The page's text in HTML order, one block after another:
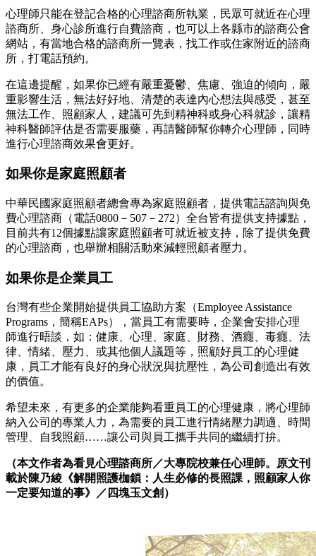
心理師只能在登記合格的心理諮商所執業，民眾可就近在心理
諮商所、身心診所進行自費諮商，也可以上各縣市的諮商公會
網站，有當地合格的諮商所一覽表，找工作或住家附近的諮商
所，打電話預約。
在這邊提醒，如果你已經有嚴重憂鬱、焦慮、強迫的傾向，嚴
重影響生活，無法好好地、清楚的表達內心想法與感受，甚至
無法工作、照顧家人，建議可先到精神科或身心科就診，讓精
神科醫師評估是否需要服藥，再請醫師幫你轉介心理師，同時
進行心理諮商效果會更好。
如果你是家庭照顧者
中華民國家庭照顧者總會專為家庭照顧者，提供電話諮詢與免
費心理諮商（電話0800－507－272）全台皆有提供支持據點，
目前共有12個據點讓家庭照顧者可就近被支持，除了提供免費
的心理諮商，也舉辦相關活動來減輕照顧者壓力。
如果你是企業員工
台灣有些企業開始提供員工協助方案（Employee Assistance
Programs，簡稱EAPs），當員工有需要時，企業會安排心理
師進行晤談，如：健康、心理、家庭、財務、酒癮、毒癮、法
律、情緒、壓力、或其他個人議題等，照顧好員工的心理健
康，員工才能有良好的身心狀況與抗壓性，為公司創造出有效
的價值。
希望未來，有更多的企業能夠看重員工的心理健康，將心理師
納入公司的專業人力，為需要的員工進行情緒壓力調適、時間
管理、自我照顧……讓公司與員工攜手共同的繼續打拚。
（本文作者為看見心理諮商所／大專院校兼任心理師。原文刊
載於陳乃綾《解開照護枷鎖：人生必修的長照課，照顧家人你
一定要知道的事》／四塊玉文創）